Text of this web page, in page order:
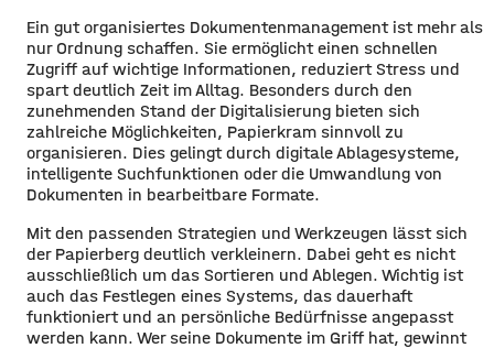
Ein gut organisiertes Dokumentenmanagement ist mehr als
nur Ordnung schaffen. Sie ermöglicht einen schnellen
Zugriff auf wichtige Informationen, reduziert Stress und
spart deutlich Zeit im Alltag. Besonders durch den
zunehmenden Stand der Digitalisierung bieten sich
zahlreiche Möglichkeiten, Papierkram sinnvoll zu
organisieren. Dies gelingt durch digitale Ablagesysteme,
intelligente Suchfunktionen oder die Umwandlung von
Dokumenten in bearbeitbare Formate.
Mit den passenden Strategien und Werkzeugen lässt sich
der Papierberg deutlich verkleinern. Dabei geht es nicht
ausschließlich um das Sortieren und Ablegen. Wichtig ist
auch das Festlegen eines Systems, das dauerhaft
funktioniert und an persönliche Bedürfnisse angepasst
werden kann. Wer seine Dokumente im Griff hat, gewinnt